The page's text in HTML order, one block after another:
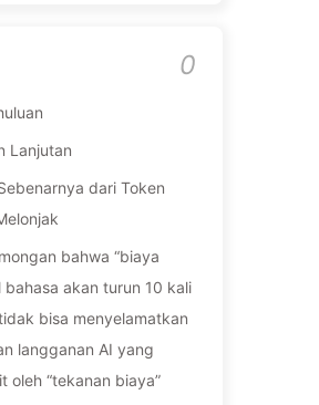
0
Lanjutan
dari Token
bahwa “biaya
bahasa akan turun 10 kali
bisa menyelamatkan
langganan AI yang
oleh “tekanan biaya”